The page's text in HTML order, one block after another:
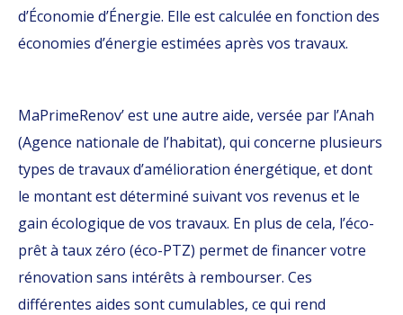
d’Économie d’Énergie. Elle est calculée en fonction des
économies d’énergie estimées après vos travaux.
MaPrimeRenov’ est une autre aide, versée par l’Anah
(Agence nationale de l’habitat), qui concerne plusieurs
types de travaux d’amélioration énergétique, et dont
le montant est déterminé suivant vos revenus et le
gain écologique de vos travaux. En plus de cela, l’éco-
prêt à taux zéro (éco-PTZ) permet de financer votre
rénovation sans intérêts à rembourser. Ces
différentes aides sont cumulables, ce qui rend